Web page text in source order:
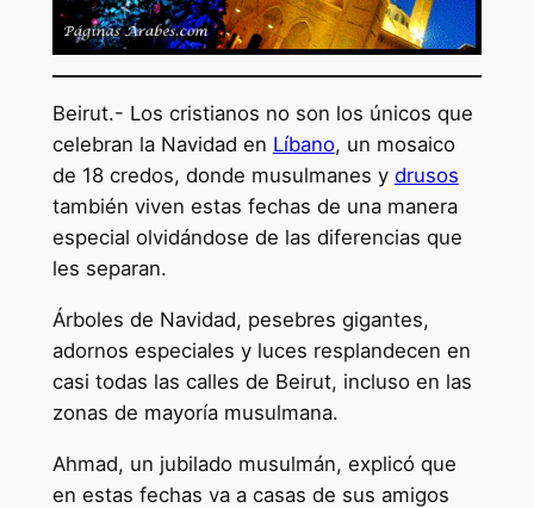
Beirut.- Los cristianos no son los únicos que
celebran la Navidad en Líbano, un mosaico
de 18 credos, donde musulmanes y drusos
también viven estas fechas de una manera
especial olvidándose de las diferencias que
les separan.
Árboles de Navidad, pesebres gigantes,
adornos especiales y luces resplandecen en
casi todas las calles de Beirut, incluso en las
zonas de mayoría musulmana.
Ahmad, un jubilado musulmán, explicó que
en estas fechas va a casas de sus amigos